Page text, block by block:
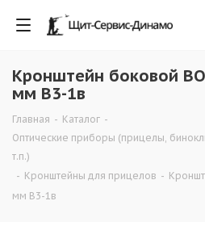
Кронштейн боковой
мм В3-1в
Главная - Каталог -
Оптические приборы (прицелы,
т.п.)
- Кронштейны для прицелов -
мм В3-1в